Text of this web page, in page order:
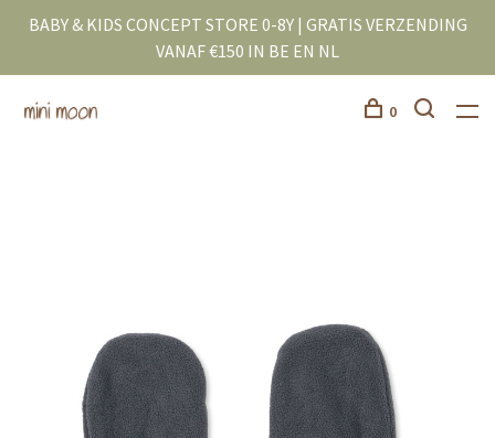
BABY & KIDS CONCEPT STORE 0-8Y | GRATIS VERZENDING
VANAF €150 IN BE EN NL
0